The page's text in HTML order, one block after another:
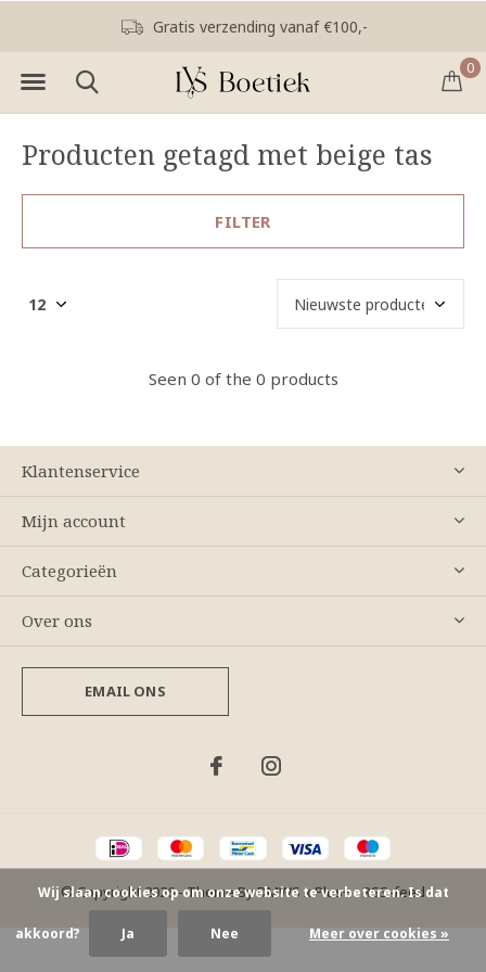
0
Gratis verzending vanaf €100,-
Producten getagd met beige tas
FILTER
Seen 0 of the 0 products
Klantenservice
Mijn account
Categorieën
Over ons
EMAIL ONS
© Copyright2026- Theme ByDMWS xPlus+-RSS-feed
Wij slaan cookies op om onze website te verbeteren. Is dat
akkoord? Ja Nee Meer over cookies »